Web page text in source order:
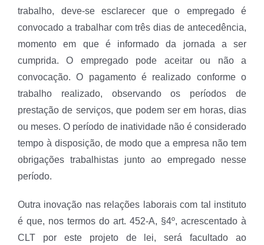
trabalho, deve-se esclarecer que o empregado é
convocado a trabalhar com três dias de antecedência,
momento em que é informado da jornada a ser
cumprida. O empregado pode aceitar ou não a
convocação. O pagamento é realizado conforme o
trabalho realizado, observando os períodos de
prestação de serviços, que podem ser em horas, dias
ou meses. O período de inatividade não é considerado
tempo à disposição, de modo que a empresa não tem
obrigações trabalhistas junto ao empregado nesse
período.
Outra inovação nas relações laborais com tal instituto
é que, nos termos do art. 452-A, §4º, acrescentado à
CLT por este projeto de lei, será facultado ao